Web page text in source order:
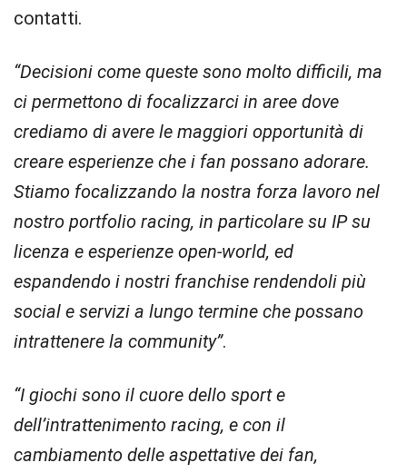
contatti.
“Decisioni come queste sono molto difficili, ma
ci permettono di focalizzarci in aree dove
crediamo di avere le maggiori opportunità di
creare esperienze che i fan possano adorare.
Stiamo focalizzando la nostra forza lavoro nel
nostro portfolio racing, in particolare su IP su
licenza e esperienze open-world, ed
espandendo i nostri franchise rendendoli più
social e servizi a lungo termine che possano
intrattenere la community”.
“I giochi sono il cuore dello sport e
dell’intrattenimento racing, e con il
cambiamento delle aspettative dei fan,